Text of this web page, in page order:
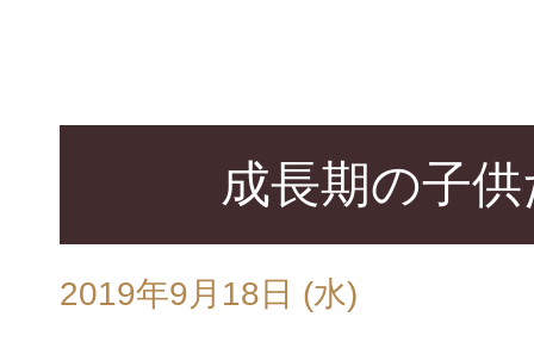
成長期の子
2019年9月18日 (水)